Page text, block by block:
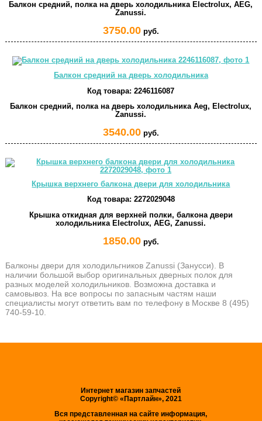
Балкон средний, полка на дверь холодильника Electrolux, AEG,
Zanussi.
3750.00руб.
Балкон средний на дверь холодильника
Код товара: 2246116087
Балкон средний, полка на дверь холодильника Aeg, Electrolux,
Zanussi.
3540.00руб.
Крышка верхнего балкона двери для холодильника
Код товара: 2272029048
Крышка откидная для верхней полки, балкона двери
холодильника Electrolux, AEG, Zanussi.
1850.00руб.
Балконы двери для холодильгников Zanussi (Занусси). В
наличии большой выбор оригинальных дверных полок для
разных моделей холодильников. Возможна доставка и
самовывоз. На все вопросы по запасным частям наши
специалисты могут ответить вам по телефону в Москве 8 (495)
740-59-10.
Интернет магазин запчастей
Copyright© «Партлайн», 2021
Вся представленная на сайте информация,